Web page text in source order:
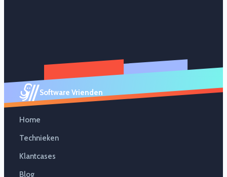
Software Vrienden
Home
Technieken
Klantcases
Blog